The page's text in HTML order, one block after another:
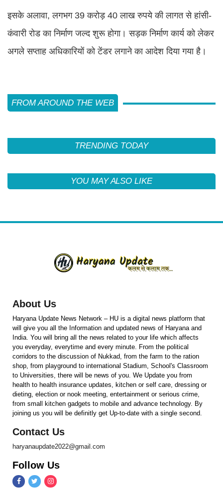
इसके अलावा, लगभग 39 करोड़ 40 लाख रुपये की लागत से हांसी-
कंवारी रोड का निर्माण जल्द शुरू होगा। सड़क निर्माण कार्य को लेकर
अगले सप्ताह अधिकारियों को टेंडर लगाने का आदेश दिया गया है।
FROM AROUND THE WEB
TRENDING TODAY
YOU MAY ALSO LIKE
About Us
Haryana Update News Network – HU is a digital news platform that
will give you all the Information and updated news of Haryana and
India. You will bring all the news related to your life which affects
you everyday, everytime and every minute. From the political
corridors to the discussion of Nukkad, from the farm to the ration
shop, from playground to international Stadium, School's Classroom
to Universities, there will be news of you. We Update you from
health to health insurance updates, kitchen or self care, dressing or
dieting, election or nook meeting, entertainment or serious crime,
from small kitchen gadgets to mobile and advance technology. By
joining us you will be definitly get Up-to-date with a single second.
Contact Us
haryanaupdate2022@gmail.com
Follow Us